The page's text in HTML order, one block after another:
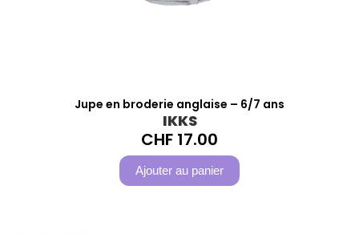
Jupe en broderie anglaise – 6/7 ans
IKKS
CHF 17.00
Ajouter au panier